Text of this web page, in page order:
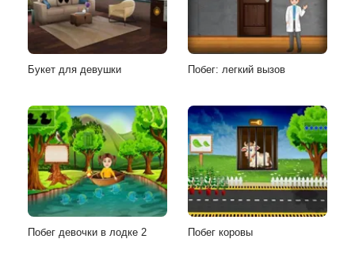
Букет для девушки Побег: легкий вызов
Побег девочки в лодке 2 Побег коровы